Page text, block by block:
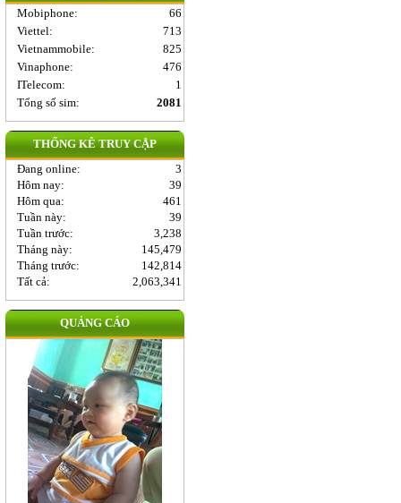
Mobiphone:
66
Viettel:
713
Vietnammobile:
825
Vinaphone:
476
ITelecom:
1
Tổng số sim:
2081
THỐNG KÊ TRUY CẬP
Đang online:
3
Hôm nay:
39
Hôm qua:
461
Tuần này:
39
Tuần trước:
3,238
Tháng này:
145,479
Tháng trước:
142,814
Tất cả:
2,063,341
QUẢNG CÁO